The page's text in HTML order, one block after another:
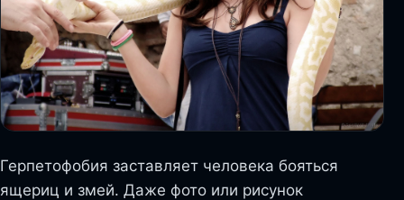
Герпетофобия заставляет человека бояться
ящериц и змей. Даже фото или рисунок